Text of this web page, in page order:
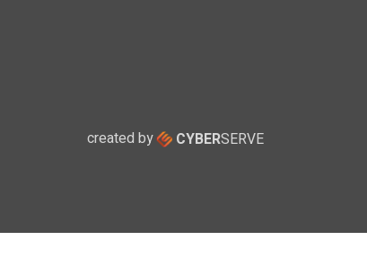
created by CYBERSERVE